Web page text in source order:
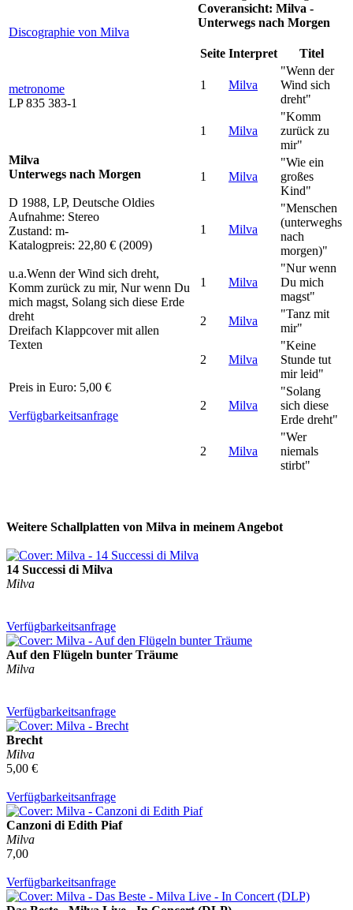
Discographie von Milva
metronome
LP 835 383-1
Milva
Unterwegs nach Morgen
D 1988, LP, Deutsche Oldies
Aufnahme: Stereo
Zustand: m-
Katalogpreis: 22,80 € (2009)
u.a.Wenn der Wind sich dreht,
Komm zurück zu mir, Nur wenn Du
mich magst, Solang sich diese Erde
dreht
Dreifach Klappcover mit allen
Texten
Preis in Euro: 5,00 €
Verfügbarkeitsanfrage
Coveransicht: Milva -
Unterwegs nach Morgen
Seite Interpret Titel
1 Milva
"Wenn der
Wind sich
dreht"
1 Milva
"Komm
zurück zu
mir"
1 Milva
"Wie ein
großes
Kind"
1 Milva
"Menschen
(unterweghs
nach
morgen)"
1 Milva
"Nur wenn
Du mich
magst"
2
Milva
"Tanz mit
mir"
2 Milva
"Keine
Stunde tut
mir leid"
2 Milva
"Solang
sich diese
Erde dreht"
2 Milva
"Wer
niemals
stirbt"
Weitere Schallplatten von Milva in meinem Angebot
14 Successi di Milva
Milva
Verfügbarkeitsanfrage
Auf den Flügeln bunter Träume
Milva
Verfügbarkeitsanfrage
Brecht
Milva
5,00 €
Verfügbarkeitsanfrage
Canzoni di Edith Piaf
Milva
7,00
Verfügbarkeitsanfrage